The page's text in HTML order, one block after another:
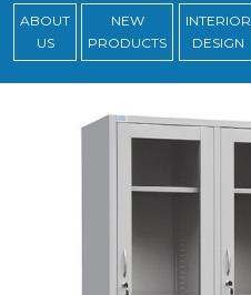
ABOUT
US
NEW
PRODUCTS
INTERIOR
DESIGN